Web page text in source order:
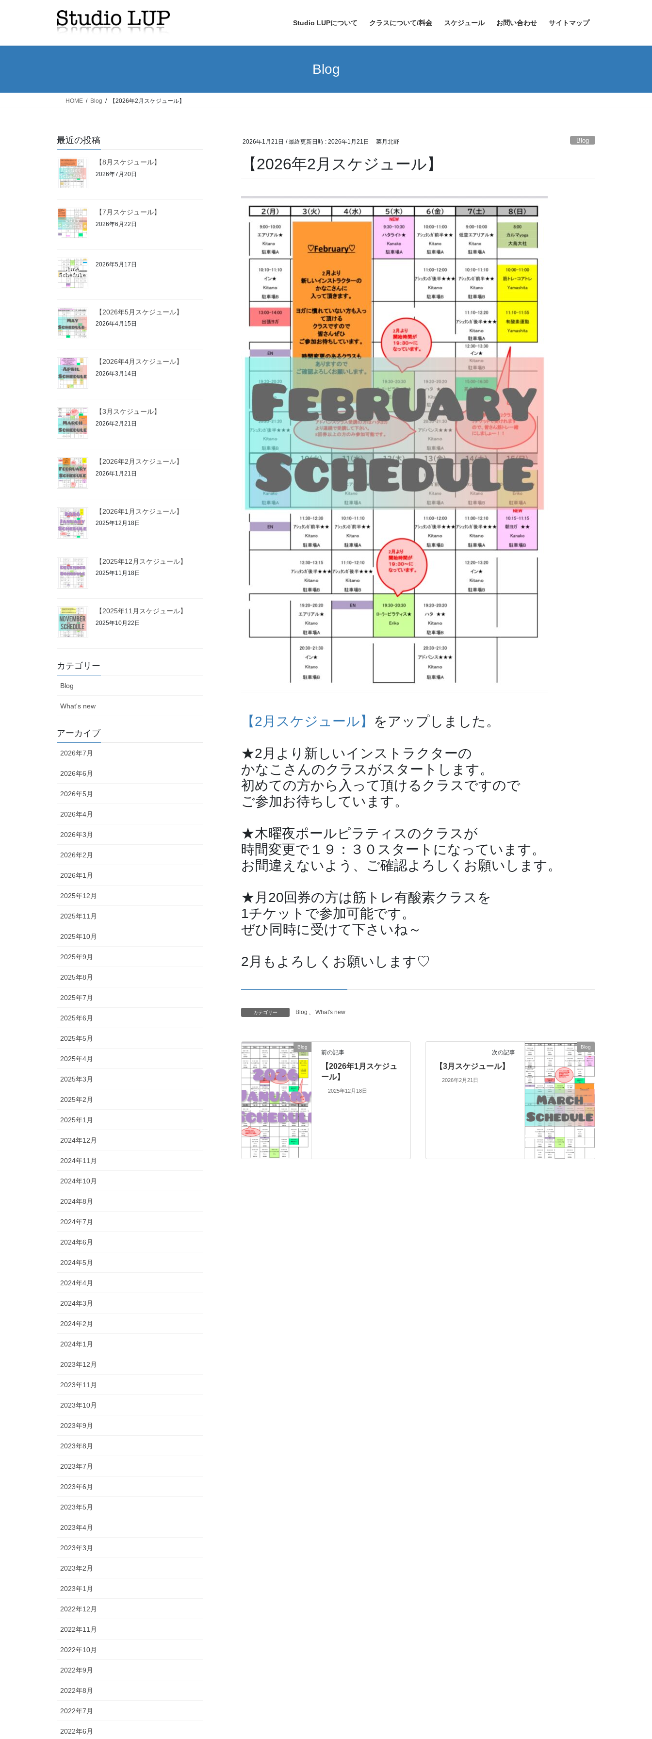
Studio LUPについて クラスについて/料金 スケジュール お問い合わせ サイトマップ
Blog
HOME Blog 【2026年2月スケジュール】
2026年1月21日 / 最終更新日時 : 2026年1月21日 菜月北野 Blog
【2026年2月スケジュール】
【2月スケジュール】 をアップしました。
★2月より新しいインストラクターの
かなこさんのクラスがスタートします。
初めての方から入って頂けるクラスですので
ご参加お待ちしています。
★木曜夜ポールピラティスのクラスが
時間変更で１９：３０スタートになっています。
お間違えないよう、ご確認よろしくお願いします。
★月20回券の方は筋トレ有酸素クラスを
1チケットで参加可能です。
ぜひ同時に受けて下さいね～
2月もよろしくお願いします♡
カテゴリー Blog What's new
Blog
前の記事
【2026年1月スケジュ
ール】
2025年12月18日
Blog
次の記事
【3月スケジュール】
2026年2月21日
最近の投稿
【8月スケジュール】
2026年7月20日
【7月スケジュール】
2026年6月22日
2026年5月17日
【2026年5月スケジュール】
2026年4月15日
【2026年4月スケジュール】
2026年3月14日
【3月スケジュール】
2026年2月21日
【2026年2月スケジュール】
2026年1月21日
【2026年1月スケジュール】
2025年12月18日
【2025年12月スケジュール】
2025年11月18日
【2025年11月スケジュール】
2025年10月22日
カテゴリー
Blog
What's new
アーカイブ
2026年7月
2026年6月
2026年5月
2026年4月
2026年3月
2026年2月
2026年1月
2025年12月
2025年11月
2025年10月
2025年9月
2025年8月
2025年7月
2025年6月
2025年5月
2025年4月
2025年3月
2025年2月
2025年1月
2024年12月
2024年11月
2024年10月
2024年8月
2024年7月
2024年6月
2024年5月
2024年4月
2024年3月
2024年2月
2024年1月
2023年12月
2023年11月
2023年10月
2023年9月
2023年8月
2023年7月
2023年6月
2023年5月
2023年4月
2023年3月
2023年2月
2023年1月
2022年12月
2022年11月
2022年10月
2022年9月
2022年8月
2022年7月
2022年6月